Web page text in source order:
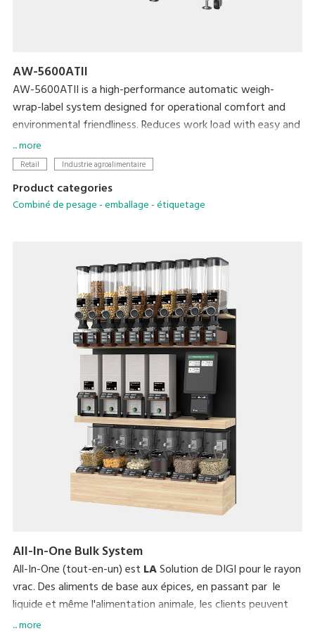
AW-5600ATII
AW-5600ATII is a high-performance automatic weigh-
wrap-label system designed for operational comfort and
environmental friendliness. Reduces work load with easy and
simplified operation, and conserves film and label
consumption to achieve lower cost and a smaller
... more
Retail Industrie agroalimentaire
Product categories
Combiné de pesage - emballage - étiquetage
All-In-One Bulk System
All-In-One (tout-en-un) est LASolution de DIGI pour le rayon
vrac. Des aliments de base aux épices, en passant par le
liquide et même l'alimentation animale, les clients peuvent
visualiser le poids et le prix des produits en temps réel
... more